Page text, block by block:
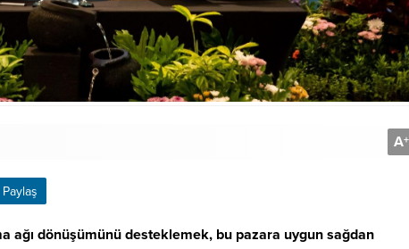
A+
Paylaş
ağı dönüşümünü desteklemek, bu pazara uygun sağdan